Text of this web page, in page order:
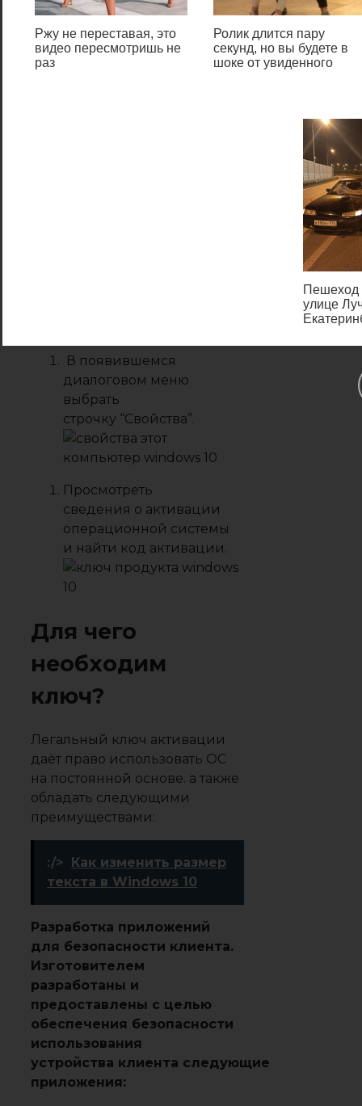
строке «Серийный номер».
В случае отсутствия
наклейки, информацию о
В появившемся
диалоговом меню
выбрать
строчку “Свойства”.
Просмотреть
сведения о активации
операционной системы
и найти код активации.
Для чего
необходим
ключ?
Легальный ключ активации
даёт право использовать ОС
на постоянной основе. а также
обладать следующими
преимуществами:
:/>
Как изменить размер
текста в Windows 10
Разработка приложений
для безопасности клиента.
Изготовителем
разработаны и
предоставлены с целью
обеспечения безопасности
использования
устройства клиента следующие
приложения:
Ржу не переставая, это
видео пересмотришь не
раз
Ролик длится пару
секунд, но вы будете в
шоке от увиденного
Пешеход
улице